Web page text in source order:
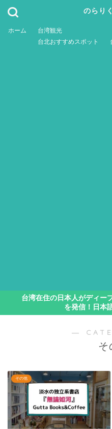
のらり
ホーム
台湾観光
台北おすすめスポット
台湾在住の日本人がディー
を発信！日本
―
そ
その他